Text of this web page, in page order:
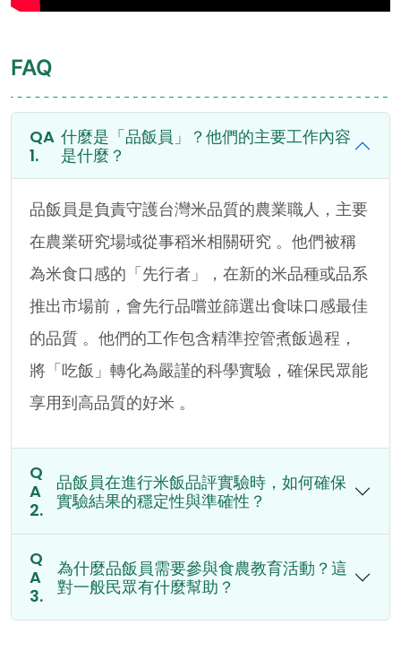
FAQ
什麼是「品飯員」？他們的主要工作內容
是什麼？
品飯員是負責守護台灣米品質的農業職人，主要
在農業研究場域從事稻米相關研究 。他們被稱
為米食口感的「先行者」，在新的米品種或品系
推出市場前，會先行品嚐並篩選出食味口感最佳
的品質 。他們的工作包含精準控管煮飯過程，
將「吃飯」轉化為嚴謹的科學實驗，確保民眾能
享用到高品質的好米 。
品飯員在進行米飯品評實驗時，如何確保
實驗結果的穩定性與準確性？
為什麼品飯員需要參與食農教育活動？這
對一般民眾有什麼幫助？